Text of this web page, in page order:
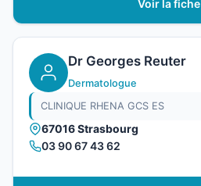
Voir la fiche
Dr Georges Reuter
Dermatologue
CLINIQUE RHENA GCS ES
67016 Strasbourg
03 90 67 43 62